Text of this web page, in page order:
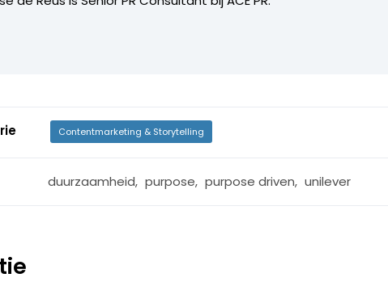
Contentmarketing & Storytelling
duurzaamheid, purpose, purpose driven, unilever